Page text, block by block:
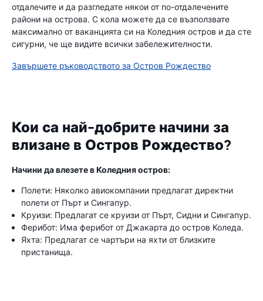
отдалечите и да разгледате някои от по-отдалечените
райони на острова. С кола можете да се възползвате
максимално от ваканцията си на Коледния остров и да сте
сигурни, че ще видите всички забележителности.
Завършете ръководството за Остров Рождество
Кои са най-добрите начини за
влизане в Остров Рождество?
Начини да влезете в Коледния остров:
Полети: Няколко авиокомпании предлагат директни
полети от Пърт и Сингапур.
Круизи: Предлагат се круизи от Пърт, Сидни и Сингапур.
Ферибот: Има ферибот от Джакарта до остров Коледа.
Яхта: Предлагат се чартъри на яхти от близките
пристанища.